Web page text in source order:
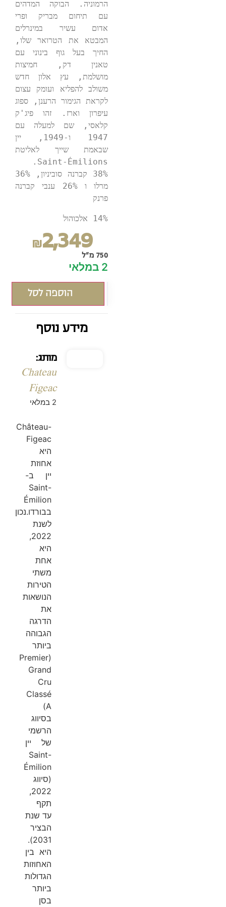
הרמוניה. הבוקה המדהים
עם תיחום מבריק ופרי
אדום עשיר במינרלים
המבטא את הטרואר שלו,
החיך בעל גוף בינוני עם
טאנין דק, חמיצות
מושלמת, עץ אלון חדש
משולב להפליא ועומק עצום
לקראת הגימור הרענן, ספוג
עיפרון וארז. זהו פיג'ק
קלאסי, שם למעלה עם
1947 ו-1949, יין
שבאמת שייך לאליטת
38% קברנה סוביניון, 36%
מרלו ו 26% ענבי קברנה
פרנק
14% אלכוהול
₪2,349
750 מ"ל
2 במלאי
הוספה לסל
מידע נוסף
מותג:
Chateau
Figeac
2 במלאי
Château-
Figeac
היא
אחוזת
יין ב-
Saint-
Émilion
בבורדו.נכון
לשנת
2022,
היא
אחת
משתי
הטירות
הנושאות
את
הדרגה
הגבוהה
ביותר
(Premier
Grand
Cru
Classé
A)
בסיווג
הרשמי
של יין
Saint-
Émilion
(סיווג
2022,
תקף
עד שנת
הבציר
2031).
היא בין
האחוזות
הגדולות
ביותר
בסן